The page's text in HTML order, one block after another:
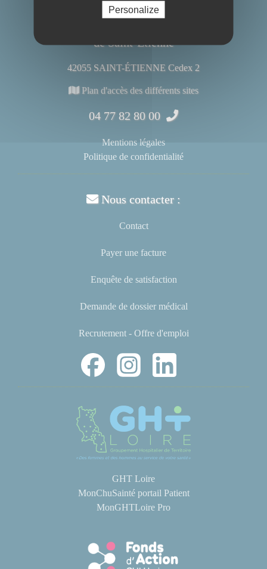
de Saint-Étienne
42055 SAINT-ÉTIENNE Cedex 2
Plan d'accès des différents sites
04 77 82 80 00
Mentions légales
Politique de confidentialité
Nous contacter :
Contact
Payer une facture
Enquête de satisfaction
Demande de dossier médical
Recrutement - Offre d'emploi
GHT Loire
MonChuSainté portail Patient
MonGHTLoire Pro
Personalize